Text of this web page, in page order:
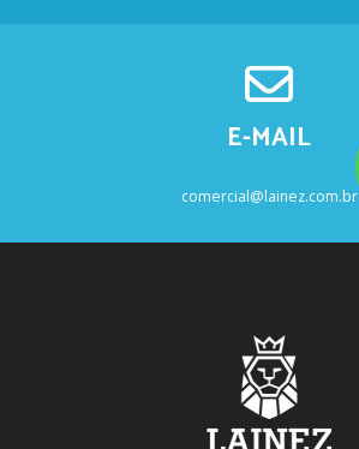
E-MAIL
comercial@lainez.com.br